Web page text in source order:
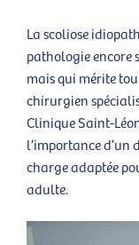
La scoliose
pathologie encore
mais qui mérite
chirurgien
Clinique Saint-
l’importance d’un
charge adaptée
adulte.